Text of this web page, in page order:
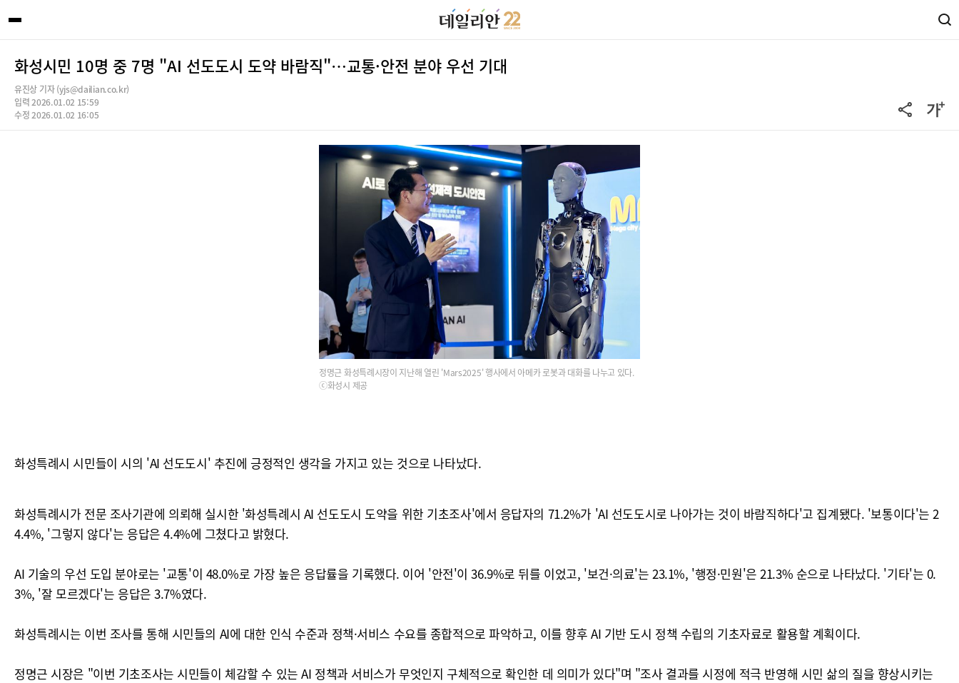
화성시민 10명 중 7명 "AI 선도도시 도약 바람직"…교통·안전 분야 우선 기대
유진상 기자 (yjs@dailian.co.kr)
입력 2026.01.02 15:59
수정 2026.01.02 16:05
정명근 화성특례시장이 지난해 열린 'Mars2025' 행사에서 아메카 로봇과 대화를 나누고 있다.
ⓒ화성시 제공
화성특례시 시민들이 시의 'AI 선도도시' 추진에 긍정적인 생각을 가지고 있는 것으로 나타났다.
화성특례시가 전문 조사기관에 의뢰해 실시한 '화성특례시 AI 선도도시 도약을 위한 기초조사'에서 응답자의 71.2%가 'AI 선도도시로 나아가는 것이 바람직하다'고 집계됐다. '보통이다'는 2
4.4%, '그렇지 않다'는 응답은 4.4%에 그쳤다고 밝혔다.
AI 기술의 우선 도입 분야로는 '교통'이 48.0%로 가장 높은 응답률을 기록했다. 이어 '안전'이 36.9%로 뒤를 이었고, '보건·의료'는 23.1%, '행정·민원'은 21.3% 순으로 나타났다. '기타'는 0.
3%, '잘 모르겠다'는 응답은 3.7%였다.
화성특례시는 이번 조사를 통해 시민들의 AI에 대한 인식 수준과 정책·서비스 수요를 종합적으로 파악하고, 이를 향후 AI 기반 도시 정책 수립의 기초자료로 활용할 계획이다.
정명근 시장은 "이번 기초조사는 시민들이 체감할 수 있는 AI 정책과 서비스가 무엇인지 구체적으로 확인한 데 의미가 있다"며 "조사 결과를 시정에 적극 반영해 시민 삶의 질을 향상시키는